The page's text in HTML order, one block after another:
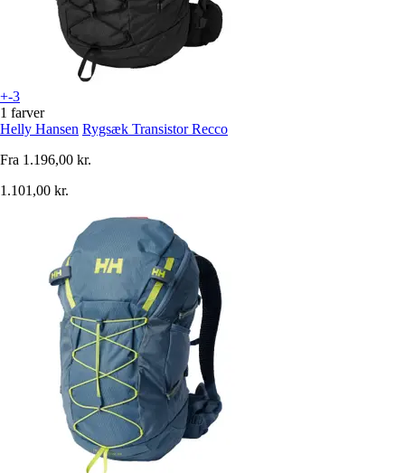
+-3
1 farver
Helly Hansen Rygsæk Transistor Recco
Fra 1.196,00 kr.
1.101,00 kr.